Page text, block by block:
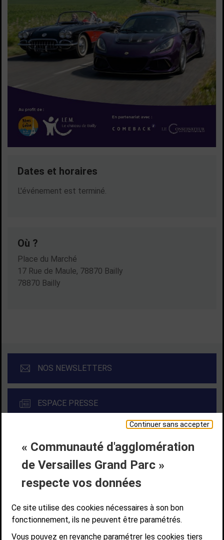
Continuer sans accepter
« Communauté d'agglomération
de Versailles Grand Parc »
respecte vos données
Ce site utilise des cookies nécessaires à son bon
fonctionnement, ils ne peuvent être paramétrés.
Vous pouvez en revanche paramétrer les cookies tiers
Dates et horaires
Dates en cours
L'événement est terminé.
Où ?
Place du Marché
17 Rue de Maule, 78870 Bailly
78870 Bailly
NOS NEWSLETTERS
ESPACE PRESSE
Liens bas de page
CONTACT MENTIONS LÉGALES
PLAN DE SITE
ACCESSIBILITÉ NUMÉRIQUE
GESTION DES COOKIES
Suivez-nous
SUIVEZ-NOUS SUR